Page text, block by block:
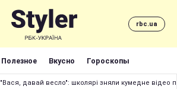
rbc.ua
Полезное Вкусно Гороскопы
"Вася, давай весло": школярі зняли кумедне відео